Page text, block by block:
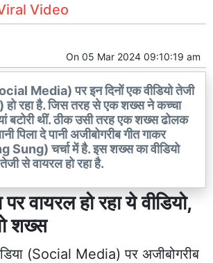
Video
On 05 Mar 2024 09:10:19 am
Media) पर इन दिनों एक वीडियो तेजी
रहा है. जिस तरह से एक शख्स ने कच्चा
बटोरी थीं. ठीक उसी तरह एक शख्स ढोलक
पिला दे पानी अजीबोगरीब गीत गाकर
चर्चा में है. इस शख्स का वीडियो
से वायरल हो रहा है.
वायरल हो रहा ये वीडियो,
शख्स
(Social Media) पर अजीबोगरीब